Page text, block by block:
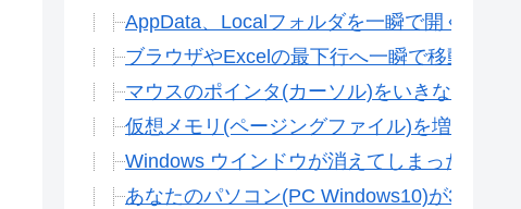
AppData、Localフォルダを一瞬で開く方法
ブラウザやExcelの最下行へ一瞬で移動する
マウスのポインタ(カーソル)をいきなり大き
仮想メモリ(ページングファイル)を増やす方
Windows ウインドウが消えてしまったとき
あなたのパソコン(PC Windows10)が32ビ